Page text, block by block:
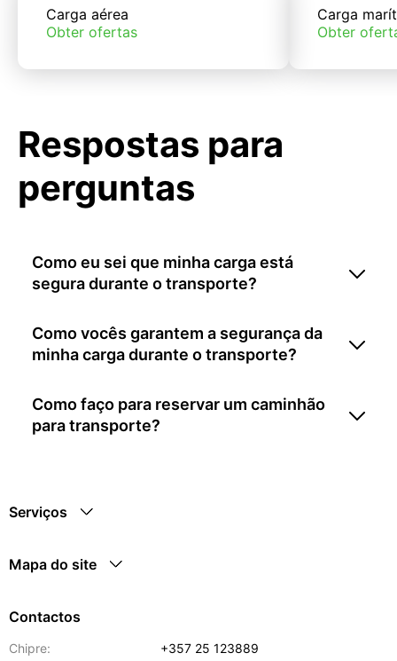
Carga aérea
Obter ofertas
Carga
Obter
Respostas para
perguntas
Como eu sei que minha carga está
segura durante o transporte?
Como vocês garantem a segurança da
minha carga durante o transporte?
Como faço para reservar um caminhão
para transporte?
Serviços
Mapa do site
Contactos
Chipre:
+357 25 123889